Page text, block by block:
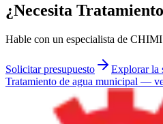
¿Necesita
Hable con un especialista de
Solicitar presupuesto
Explorar la
Tratamiento de agua municipal —